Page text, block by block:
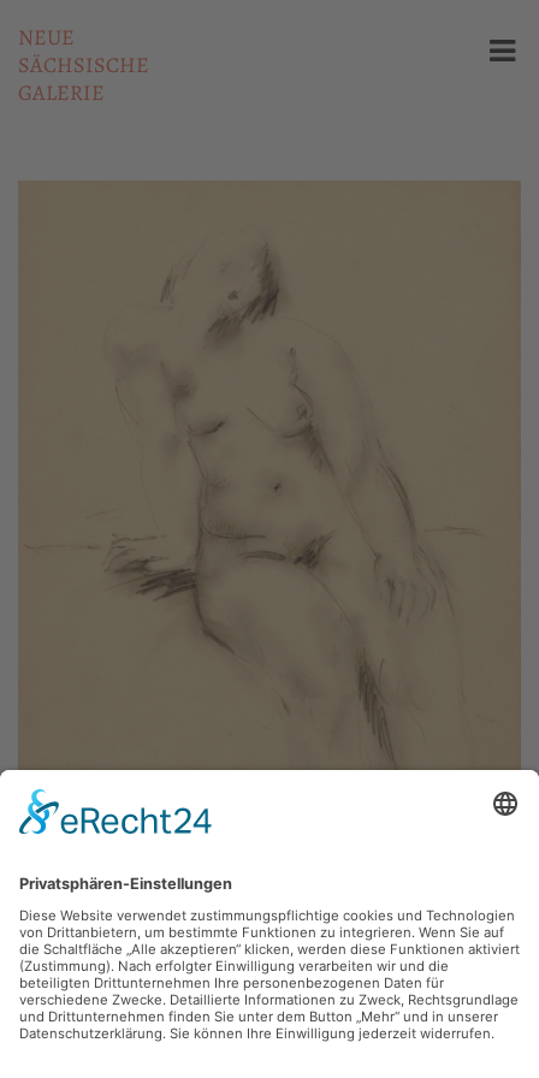
NEUE
SÄCHSISCHE
GALERIE
Wolfgang Einmahl, weiblicher Akt
Bleistift, 29.5 x 42 cm, Inv.: DL-B-2009-05
zurück